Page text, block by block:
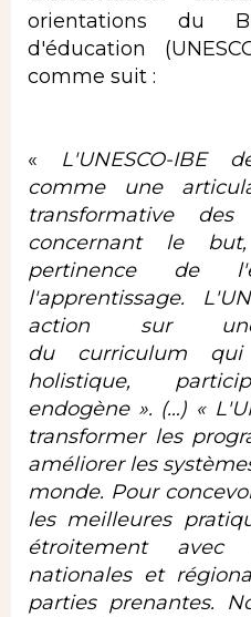
orientations du
d'éducation
comme suit :
« L'UNESCO-IBE
comme une
transformative
concernant le
pertinence de
l'apprentissage.
action sur une
du
curriculum
holistique,
endogène ». (…) «
transformer les
améliorer les
monde. Pour
les meilleures
étroitement avec
nationales et
parties prenantes.